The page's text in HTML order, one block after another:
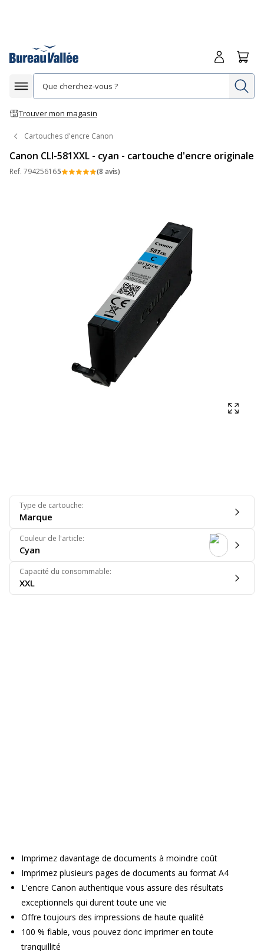
Afficher la navigation
Trouver mon magasin
Me
Cartouches d'encre Canon
Canon CLI-581XXL - cyan - cartouche d'encre originale
Ref. 794256165 (8 avis)
Type de cartouche:
Marque
Couleur de l'article:
Cyan
Capacité du consommable:
XXL
Imprimez davantage de documents à moindre coût
Imprimez plusieurs pages de documents au format A4
L'encre Canon authentique vous assure des résultats
exceptionnels qui durent toute une vie
Offre toujours des impressions de haute qualité
100 % fiable, vous pouvez donc imprimer en toute
tranquillité